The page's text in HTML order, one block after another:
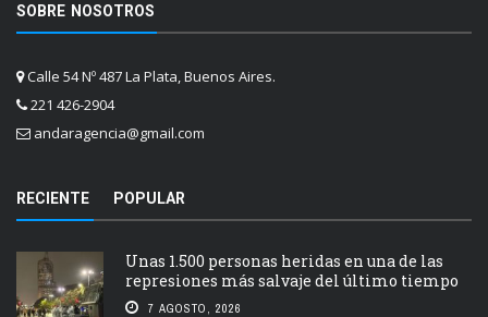
SOBRE NOSOTROS
Calle 54 Nº 487 La Plata, Buenos Aires.
221 426-2904
andaragencia@gmail.com
RECIENTE POPULAR
Unas 1.500 personas heridas en una de las
represiones más salvaje del último tiempo
7 AGOSTO, 2026